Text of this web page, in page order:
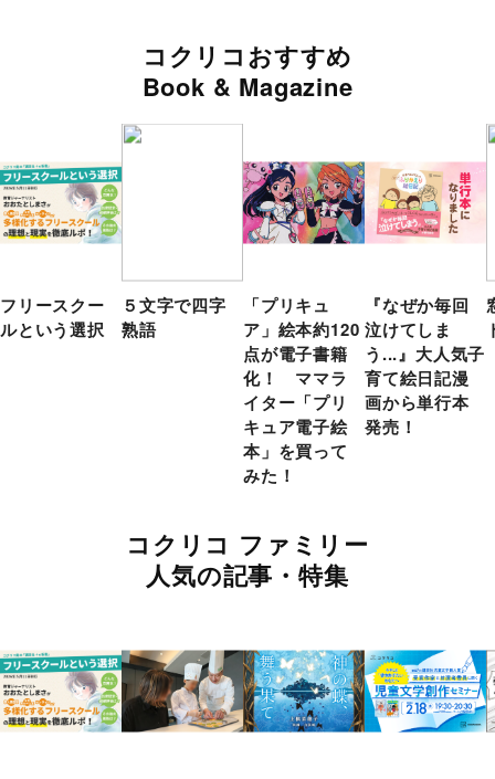
コクリコおすすめ
Book & Magazine
フリースクー
ルという選択
５文字で四字
熟語
「プリキュ
ア」絵本約120
点が電子書籍
化！ ママラ
イター「プリ
キュア電子絵
本」を買って
みた！
『なぜか毎回
泣けてしま
う...』大人気子
育て絵日記漫
画から単行本
発売！
コクリコ ファミリー
人気の記事・特集